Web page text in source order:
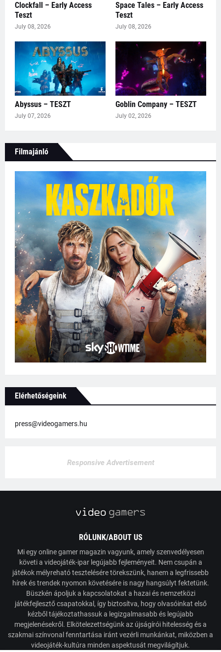
Clockfall – Early Access
Teszt
July 08, 2026
Space Tales – Early Access
Teszt
July 08, 2026
Abyssus – TESZT
July 07, 2026
Goblin Company – TESZT
July 02, 2026
Filmajánló
Elérhetőségeink
press@videogamers.hu
Responsive Advertisement
RÓLUNK/ABOUT US
Mi egy online gamer magazin vagyunk, amely szenvedélyesen
követi a videojáték-ipar legújabb fejleményeit. Nem csupán a
játékok mélyreható tesztelésére törekszünk, hanem a legfrissebb
hírek és trendek nyomon követésére is nagy hangsúlyt fektetünk.
Büszkén ápoljuk a kapcsolatokat a hazai és nemzetközi
játékfejlesztő csapatokkal, így biztosítva, hogy olvasóinkat első
kézből tájékoztathassuk a legizgalmasabb és legújabb
megjelenésekről. Elkötelezettségünk az újságírói hitelesség és a
szakmai színvonal fenntartása iránt vezérli munkánkat, miközben a
videojáték-kultúra minden aspektusát megvilágítjuk.